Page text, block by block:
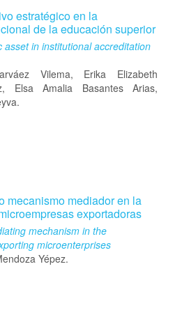
estratégico en la
de la educación superior
asset in institutional accreditation
Vilema, Erika Elizabeth
Elsa Amalia Basantes Arias,
mecanismo mediador en la
exportadoras
mechanism in the
microenterprises
Yépez.